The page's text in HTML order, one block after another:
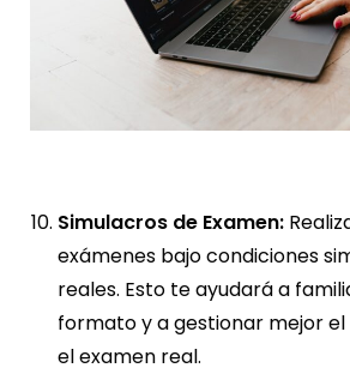
Simulacros de Examen:
exámenes bajo condiciones
reales. Esto te ayudará a
formato y a gestionar mejor
el examen real.